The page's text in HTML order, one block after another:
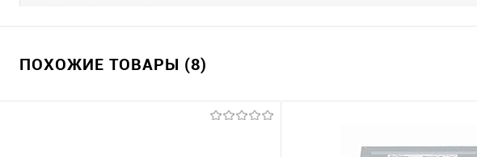
ПОХОЖИЕ ТОВАРЫ (8)